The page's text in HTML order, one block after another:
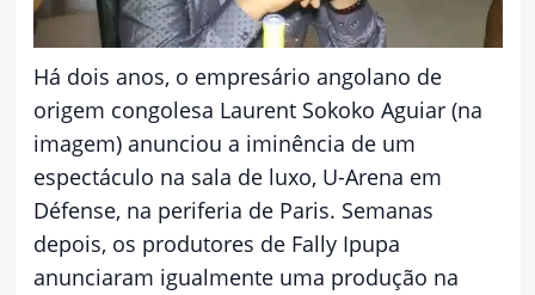
Há dois anos, o empresário angolano de
origem congolesa Laurent Sokoko Aguiar (na
imagem) anunciou a iminência de um
espectáculo na sala de luxo, U-Arena em
Défense, na periferia de Paris. Semanas
depois, os produtores de Fally Ipupa
anunciaram igualmente uma produção na